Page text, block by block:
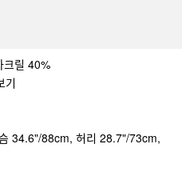
크릴 40%
기
34.6"/88cm, 허리 28.7"/73cm,